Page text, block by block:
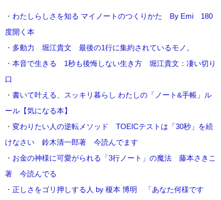
・ わたしらしさを知る マイノートのつくりかた By Emi 180
度開く本
・ 多動力 堀江貴文 最後の1行に集約されているモノ。
・ 本音で生きる 1秒も後悔しない生き方 堀江貴文：凄い切り
口
・ 書いて叶える、スッキリ暮らし わたしの「ノート&手帳」ル
ール【気になる本】
・ 変わりたい人の逆転メソッド TOEICテストは「30秒」を続
けなさい 鈴木清一郎著 今読んでます
・ お金の神様に可愛がられる「3行ノート」の魔法 藤本さきこ
著 今読んでる
・ 正しさをゴリ押しする人 by 榎本 博明 「あなた何様です